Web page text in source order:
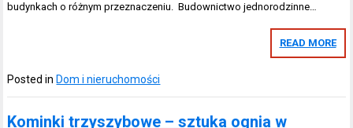
budynkach o różnym przeznaczeniu. Budownictwo jednorodzinne…
READ MORE
Posted in Dom i nieruchomości
Kominki trzyszybowe – sztuka ognia w